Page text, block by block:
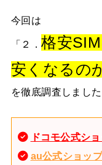
今回は
「２．格安
安くなるの
を徹底調査しました
ドコモ公式シ
au公式ショッ